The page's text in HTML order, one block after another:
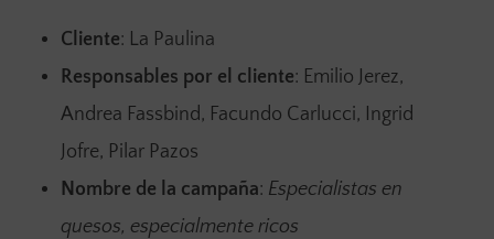
Cliente: La Paulina
Responsables por el cliente: Emilio Jerez,
Andrea Fassbind, Facundo Carlucci, Ingrid
Jofre, Pilar Pazos
Nombre de la campaña: Especialistas en
quesos, especialmente ricos